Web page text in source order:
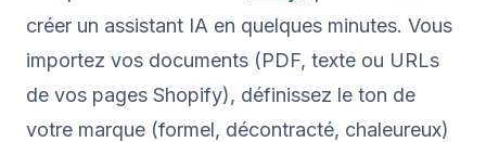
créer un assistant IA en quelques minutes. Vous
importez vos documents (PDF, texte ou URLs
de vos pages Shopify), définissez le ton de
votre marque (formel, décontracté, chaleureux)